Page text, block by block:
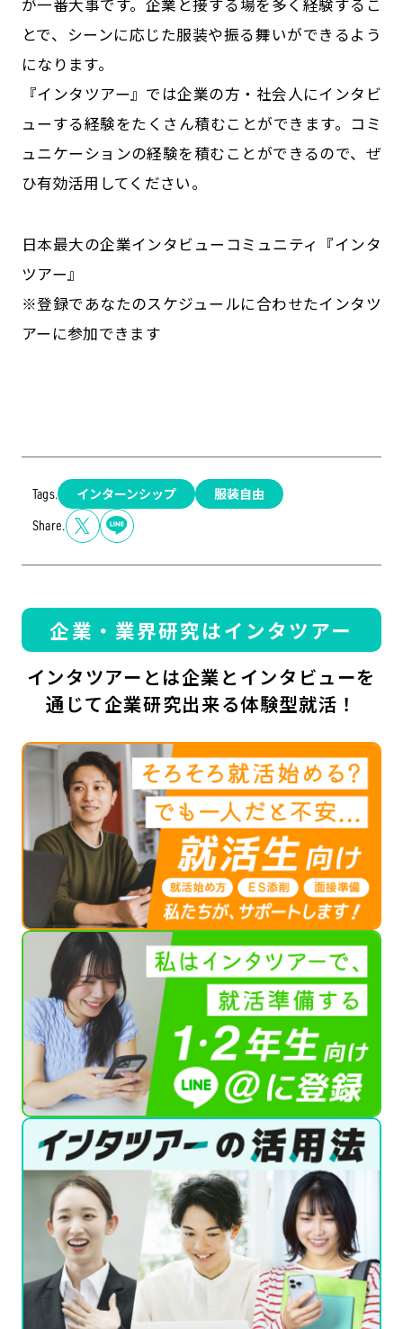
とで、シーンに応じた服装や振る舞いができるよう
になります。
『インタツアー』では企業の方・社会人にインタビ
ューする経験をたくさん積むことができます。コミ
ュニケーションの経験を積むことができるので、ぜ
ひ有効活用してください。
日本最大の企業インタビューコミュニティ『インタ
ツアー』
※登録であなたのスケジュールに合わせたインタツ
アーに参加できます
Tags. インターンシップ 服装自由
Share.
企業・業界研究はインタツアー
インタツアーとは企業とインタビューを
通じて企業研究出来る体験型就活！